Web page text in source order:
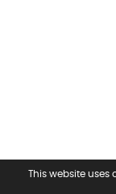
This website uses